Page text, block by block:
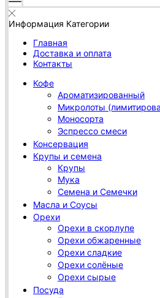
Информация Категории
Главная
Доставка и оплата
Контакты
Кофе
Ароматизированный
Микролоты
Моносорта
Эспрессо смеси
Консервация
Крупы и семена
Крупы
Мука
Семена и Семечки
Масла и Соусы
Орехи
Орехи в скорлупе
Орехи обжаренные
Орехи сладкие
Орехи солёные
Орехи сырые
Посуда